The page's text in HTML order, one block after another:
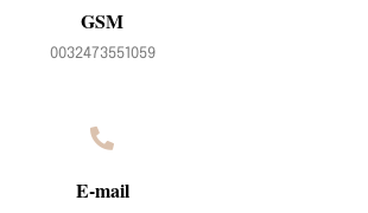
GSM
0032473551059
E-mail